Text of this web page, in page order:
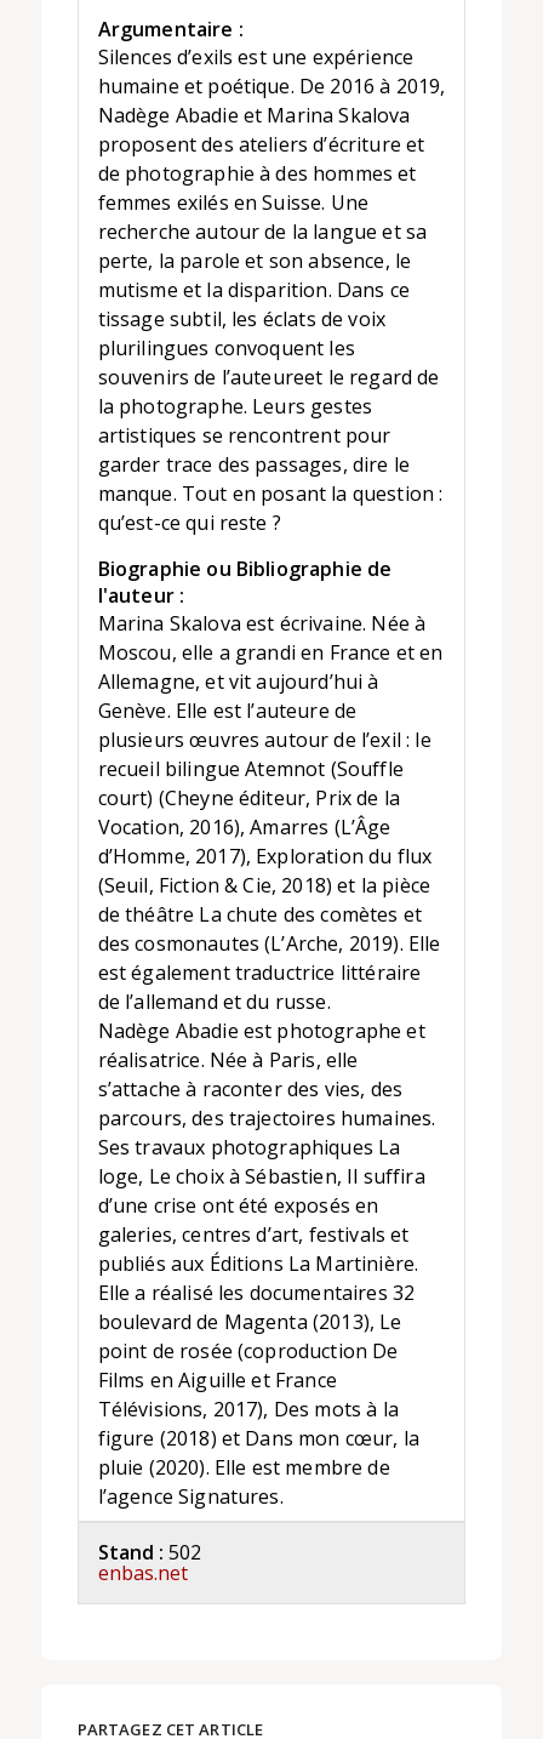
Argumentaire :
Silences d’exils est une expérience
humaine et poétique. De 2016 à 2019,
Nadège Abadie et Marina Skalova
proposent des ateliers d’écriture et
de photographie à des hommes et
femmes exilés en Suisse. Une
recherche autour de la langue et sa
perte, la parole et son absence, le
mutisme et la disparition. Dans ce
tissage subtil, les éclats de voix
plurilingues convoquent les
souvenirs de l’auteureet le regard de
la photographe. Leurs gestes
artistiques se rencontrent pour
garder trace des passages, dire le
manque. Tout en posant la question :
qu’est-ce qui reste ?
Biographie ou Bibliographie de
l'auteur :
Marina Skalova est écrivaine. Née à
Moscou, elle a grandi en France et en
Allemagne, et vit aujourd’hui à
Genève. Elle est l’auteure de
plusieurs œuvres autour de l’exil : le
recueil bilingue Atemnot (Souffle
court) (Cheyne éditeur, Prix de la
Vocation, 2016), Amarres (L’Âge
d’Homme, 2017), Exploration du flux
(Seuil, Fiction & Cie, 2018) et la pièce
de théâtre La chute des comètes et
des cosmonautes (L’Arche, 2019). Elle
est également traductrice littéraire
de l’allemand et du russe.
Nadège Abadie est photographe et
réalisatrice. Née à Paris, elle
s’attache à raconter des vies, des
parcours, des trajectoires humaines.
Ses travaux photographiques La
loge, Le choix à Sébastien, Il suffira
d’une crise ont été exposés en
galeries, centres d’art, festivals et
publiés aux Éditions La Martinière.
Elle a réalisé les documentaires 32
boulevard de Magenta (2013), Le
point de rosée (coproduction De
Films en Aiguille et France
Télévisions, 2017), Des mots à la
figure (2018) et Dans mon cœur, la
pluie (2020). Elle est membre de
l’agence Signatures.
Stand : 502
enbas.net
PARTAGEZ CET ARTICLE